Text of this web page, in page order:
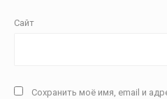
Сайт
Сохранить моё имя, email и